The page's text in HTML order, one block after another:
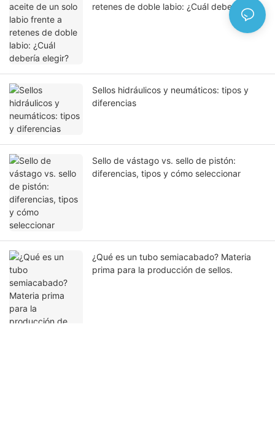
retenes de doble labio: ¿Cuál debería
Sellos hidráulicos y neumáticos: tipos y
diferencias
Sello de vástago vs. sello de pistón:
diferencias, tipos y cómo seleccionar
¿Qué es un tubo semiacabado? Materia
prima para la producción de sellos.